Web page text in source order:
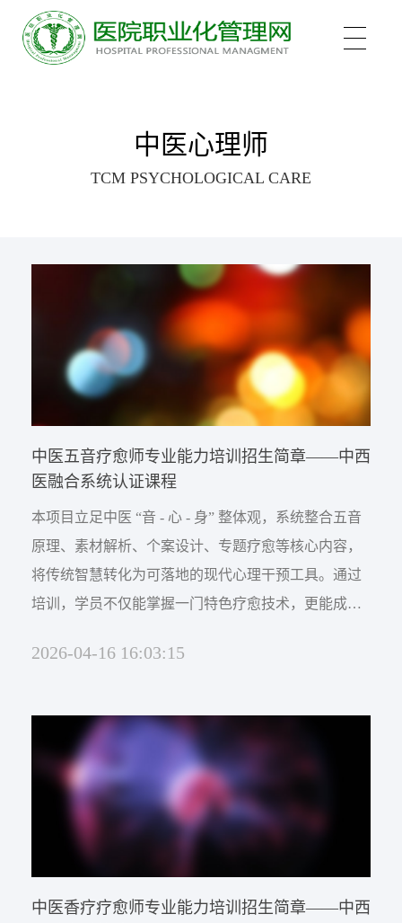
关于我们
中医心理师
心理治疗师
医院管理师
卫生技术资格考试助考
医务社工师
培训认证
医院管理咨询案例
职业化管理理论
医院EAP项目咨询
新闻中心
公司新闻
行业资讯
考试信息
职业标准
政策法规
网络杂志
杂志介绍
医院职业化管理杂志
资料下载
师资展示
联系我们
联系方式
中医心理师
TCM PSYCHOLOGICAL CARE
中医五音疗愈师专业能力培训招生简章——中西
医融合系统认证课程
本项目立足中医 “音 - 心 - 身” 整体观，系统整合五音
原理、素材解析、个案设计、专题疗愈等核心内容，
将传统智慧转化为可落地的现代心理干预工具。通过
培训，学员不仅能掌握一门特色疗愈技术，更能成为
展开辟新赛道，为社会提供更具文化底蕴的心理健康
2026-04-16 16:03:15
中医香疗疗愈师专业能力培训招生简章——中西